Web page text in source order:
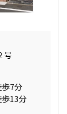
号
7分
13分